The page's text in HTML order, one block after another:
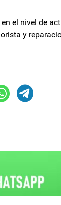
el nivel de
y
coparticipación
el arresto de